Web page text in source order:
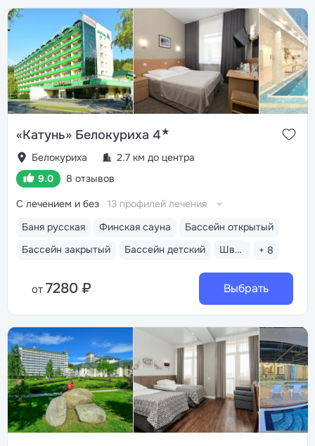
«Катунь» Белокуриха 4★
Белокуриха
2.7 км до центра
9.0
8 отзывов
Баня русская Финская сауна
Бассейн открытый
Бассейн закрытый
Бассейн детский Шведский стол + 8
С лечением и без 13 профилей лечения
от 7280 ₽ Выбрать